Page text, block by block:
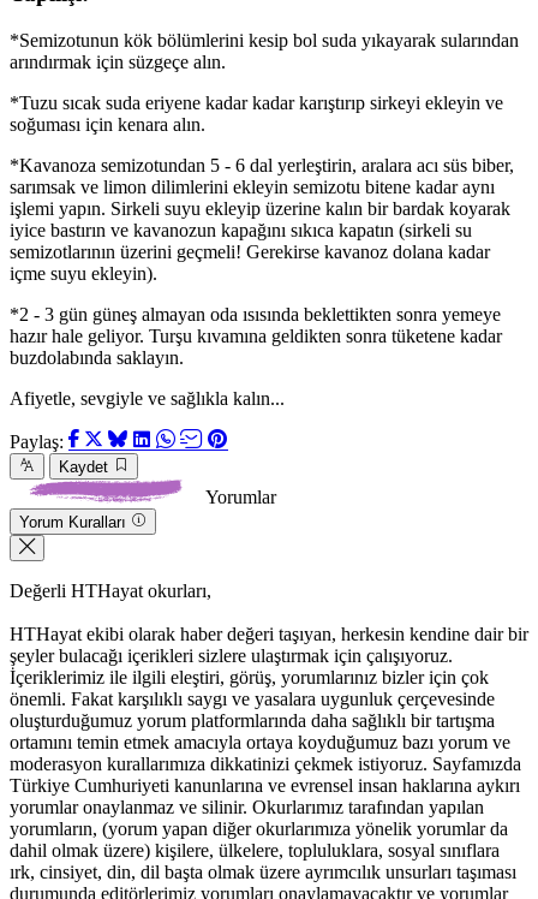
*Semizotunun kök bölümlerini kesip bol suda yıkayarak sularından
arındırmak için süzgeçe alın.
*Tuzu sıcak suda eriyene kadar kadar karıştırıp sirkeyi ekleyin ve
soğuması için kenara alın.
*Kavanoza semizotundan 5 - 6 dal yerleştirin, aralara acı süs biber,
sarımsak ve limon dilimlerini ekleyin semizotu bitene kadar aynı
işlemi yapın. Sirkeli suyu ekleyip üzerine kalın bir bardak koyarak
iyice bastırın ve kavanozun kapağını sıkıca kapatın (sirkeli su
semizotlarının üzerini geçmeli! Gerekirse kavanoz dolana kadar
içme suyu ekleyin).
*2 - 3 gün güneş almayan oda ısısında beklettikten sonra yemeye
hazır hale geliyor. Turşu kıvamına geldikten sonra tüketene kadar
buzdolabında saklayın.
Afiyetle, sevgiyle ve sağlıkla kalın...
Paylaş:
Kaydet
Yorumlar
Yorum Kuralları
Değerli HTHayat okurları,
HTHayat ekibi olarak haber değeri taşıyan, herkesin kendine dair bir
şeyler bulacağı içerikleri sizlere ulaştırmak için çalışıyoruz.
İçeriklerimiz ile ilgili eleştiri, görüş, yorumlarınız bizler için çok
önemli. Fakat karşılıklı saygı ve yasalara uygunluk çerçevesinde
oluşturduğumuz yorum platformlarında daha sağlıklı bir tartışma
ortamını temin etmek amacıyla ortaya koyduğumuz bazı yorum ve
moderasyon kurallarımıza dikkatinizi çekmek istiyoruz. Sayfamızda
Türkiye Cumhuriyeti kanunlarına ve evrensel insan haklarına aykırı
yorumlar onaylanmaz ve silinir. Okurlarımız tarafından yapılan
yorumların, (yorum yapan diğer okurlarımıza yönelik yorumlar da
dahil olmak üzere) kişilere, ülkelere, topluluklara, sosyal sınıflara
ırk, cinsiyet, din, dil başta olmak üzere ayrımcılık unsurları taşıması
durumunda editörlerimiz yorumları onaylamayacaktır ve yorumlar